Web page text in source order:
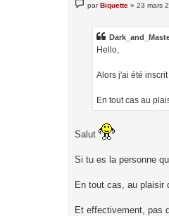
e
parBiquette »23 mars
Hello,
Alors j'ai été
En tout cas au
Salut
Si tu es la personne
En tout cas, au plaisir
Et effectivement, pas